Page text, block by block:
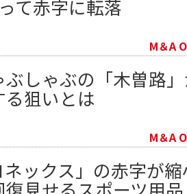
て赤字に転落
M＆A
しゃぶの「木曽路
る狙いとは
M＆A
ネックス」の赤字が